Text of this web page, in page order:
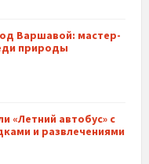
Варшавой: мастер-
природы
«Летний автобус» с
и развлечениями